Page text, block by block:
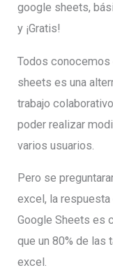
google sheets,
y ¡Gratis!
Todos
sheets es una
trabajo
poder realizar
varios usuarios.
Pero se
excel, la respuesta
Google Sheets es
que un 80% de las
excel.